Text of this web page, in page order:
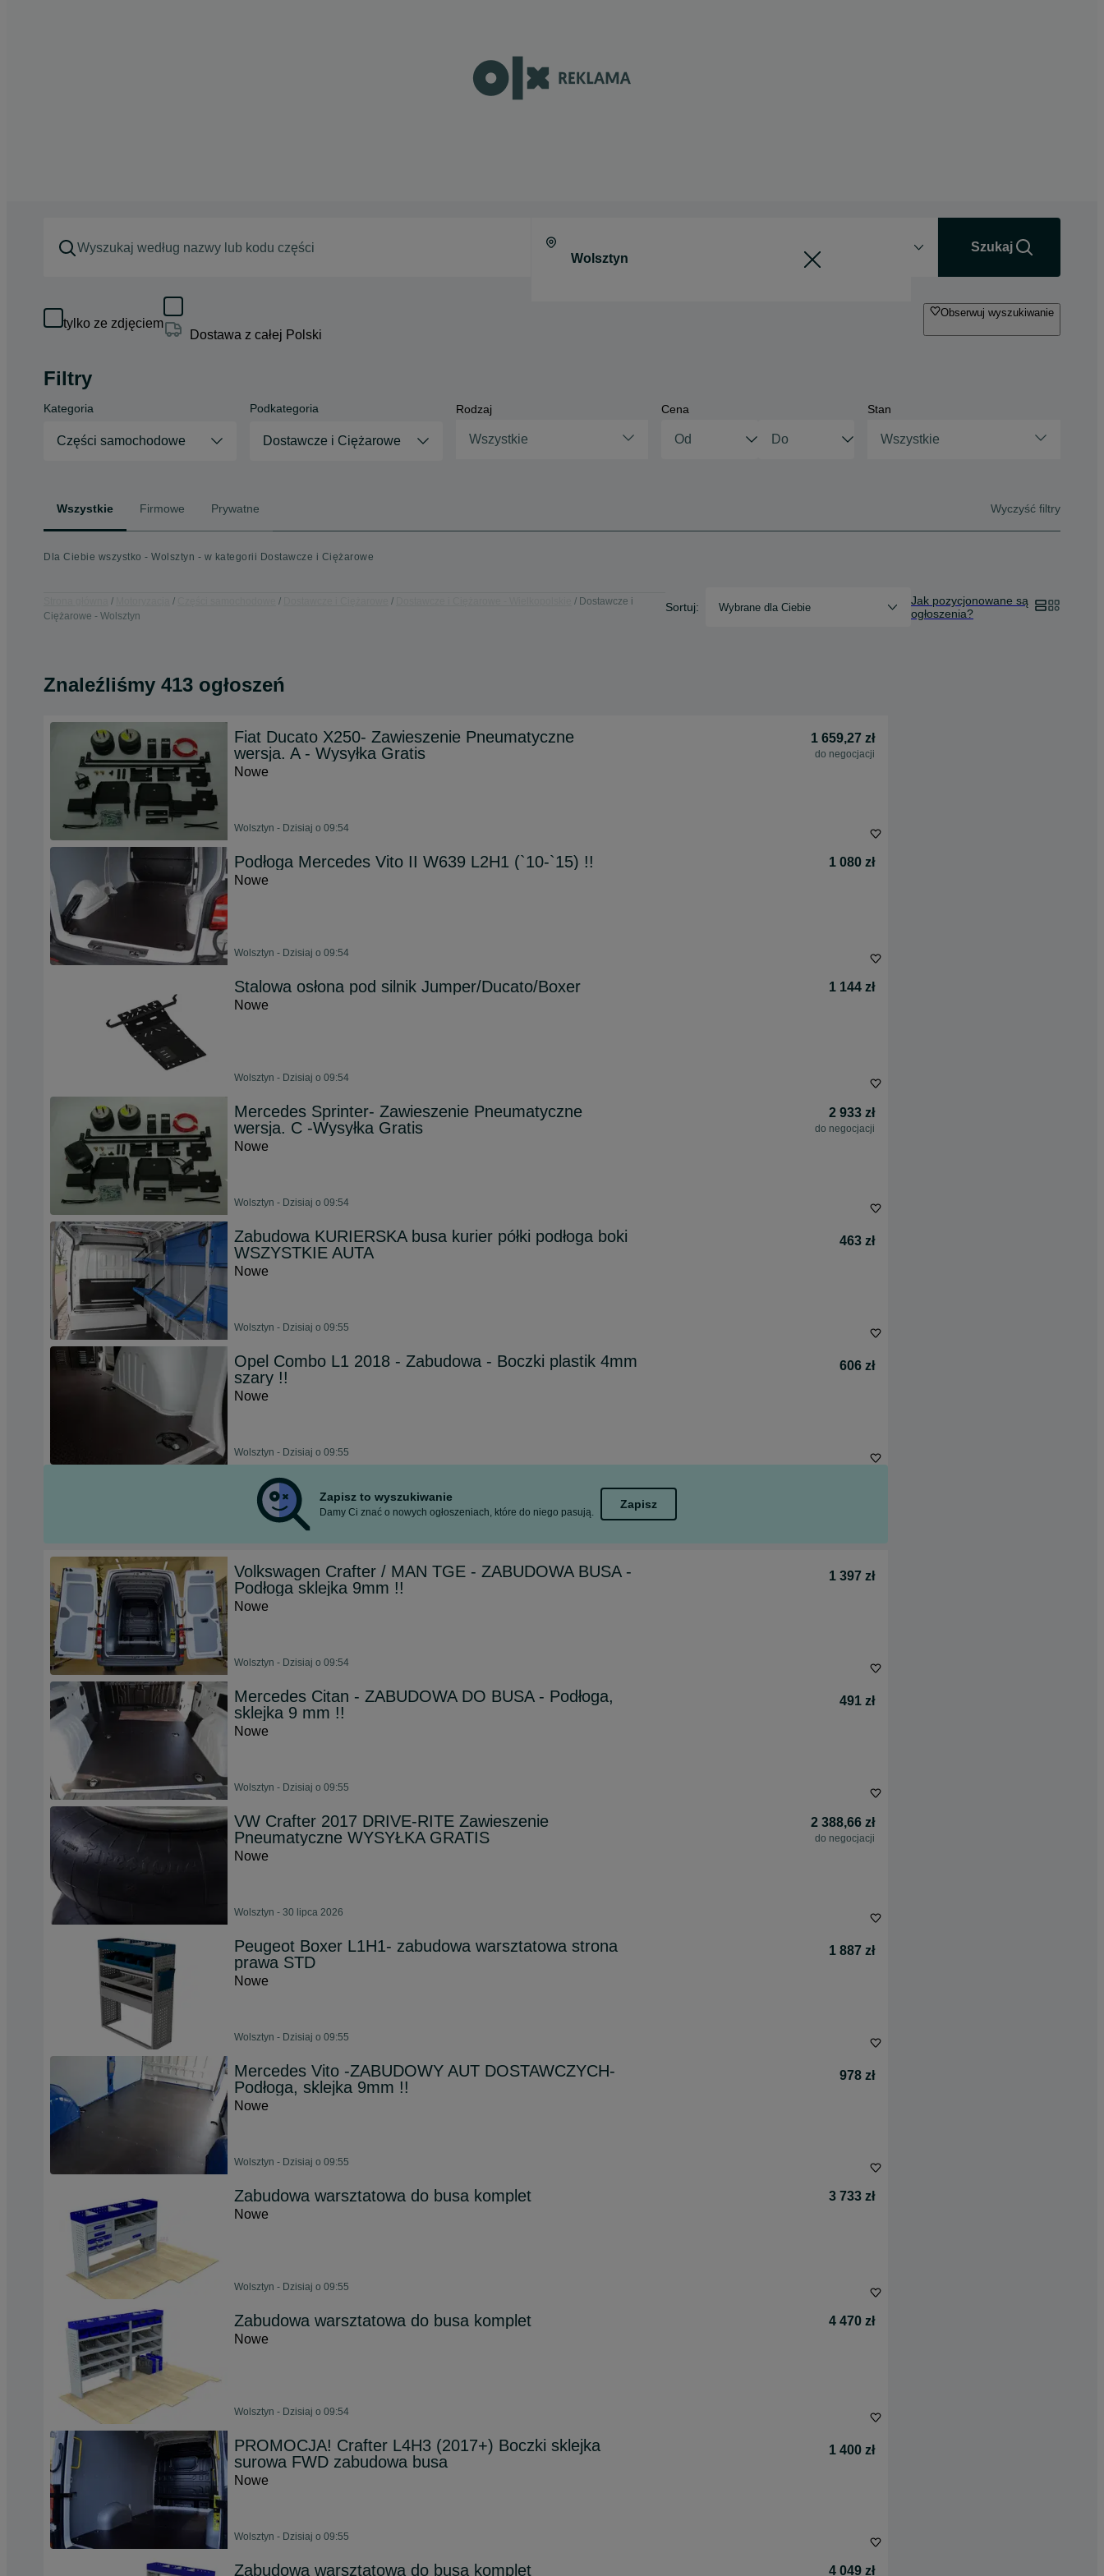
Szukaj
tylko ze zdjęciem
Dostawa z całej Polski
Obserwuj wyszukiwanie
Filtry
Kategoria
Części samochodowe
Podkategoria
Dostawcze i Ciężarowe
Rodzaj
Wszystkie
Cena Stan
Wszystkie
Wszystkie Firmowe Prywatne Wyczyść filtry
Dla Ciebie wszystko - Wolsztyn - w kategorii Dostawcze i Ciężarowe
Dostawcze i
Ciężarowe - Wolsztyn
Sortuj: Wybrane dla Ciebie
Jak pozycjonowane są
ogłoszenia?
Znaleźliśmy 413 ogłoszeń
Fiat Ducato X250- Zawieszenie Pneumatyczne
wersja. A - Wysyłka Gratis
1 659,27 zł
do negocjacji
Nowe
Wolsztyn - Dzisiaj o 09:54
Podłoga Mercedes Vito II W639 L2H1 (`10-`15) !!
1 080 zł
Nowe
Wolsztyn - Dzisiaj o 09:54
Stalowa osłona pod silnik Jumper/Ducato/Boxer
1 144 zł
Nowe
Wolsztyn - Dzisiaj o 09:54
Mercedes Sprinter- Zawieszenie Pneumatyczne
wersja. C -Wysyłka Gratis
2 933 zł
do negocjacji
Nowe
Wolsztyn - Dzisiaj o 09:54
Zabudowa KURIERSKA busa kurier półki podłoga boki
WSZYSTKIE AUTA
463 zł
Nowe
Wolsztyn - Dzisiaj o 09:55
Opel Combo L1 2018 - Zabudowa - Boczki plastik 4mm
szary !!
606 zł
Nowe
Wolsztyn - Dzisiaj o 09:55
Zapisz to wyszukiwanie
Damy Ci znać o nowych ogłoszeniach, które do niego pasują.
Zapisz
Volkswagen Crafter / MAN TGE - ZABUDOWA BUSA -
Podłoga sklejka 9mm !!
1 397 zł
Nowe
Wolsztyn - Dzisiaj o 09:54
Mercedes Citan - ZABUDOWA DO BUSA - Podłoga,
sklejka 9 mm !!
491 zł
Nowe
Wolsztyn - Dzisiaj o 09:55
VW Crafter 2017 DRIVE-RITE Zawieszenie
Pneumatyczne WYSYŁKA GRATIS
2 388,66 zł
do negocjacji
Nowe
Wolsztyn - 30 lipca 2026
Peugeot Boxer L1H1- zabudowa warsztatowa strona
prawa STD
1 887 zł
Nowe
Wolsztyn - Dzisiaj o 09:55
Mercedes Vito -ZABUDOWY AUT DOSTAWCZYCH-
Podłoga, sklejka 9mm !!
978 zł
Nowe
Wolsztyn - Dzisiaj o 09:55
Zabudowa warsztatowa do busa komplet
3 733 zł
Nowe
Wolsztyn - Dzisiaj o 09:55
Zabudowa warsztatowa do busa komplet
4 470 zł
Nowe
Wolsztyn - Dzisiaj o 09:54
PROMOCJA! Crafter L4H3 (2017+) Boczki sklejka
surowa FWD zabudowa busa
1 400 zł
Nowe
Wolsztyn - Dzisiaj o 09:55
Zabudowa warsztatowa do busa komplet 4 049 zł